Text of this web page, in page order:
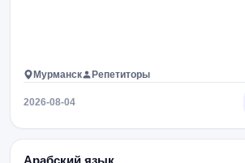
Мурманск Репетиторы
2026-08-04
Арабский язык